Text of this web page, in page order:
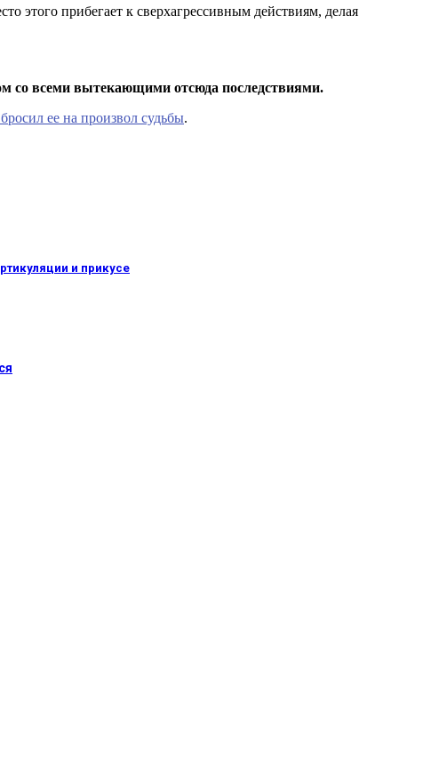
этого прибегает к сверхагрессивным действиям, делая
со всеми вытекающими отсюда последствиями.
ее на произвол судьбы.
и прикусе